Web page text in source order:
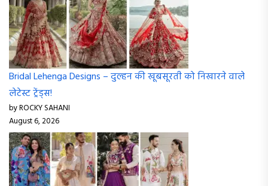
Bridal Lehenga Designs – दुल्हन की खूबसूरती को निखारने वाले
लेटेस्ट ट्रेंड्स!
by ROCKY SAHANI
August 6, 2026